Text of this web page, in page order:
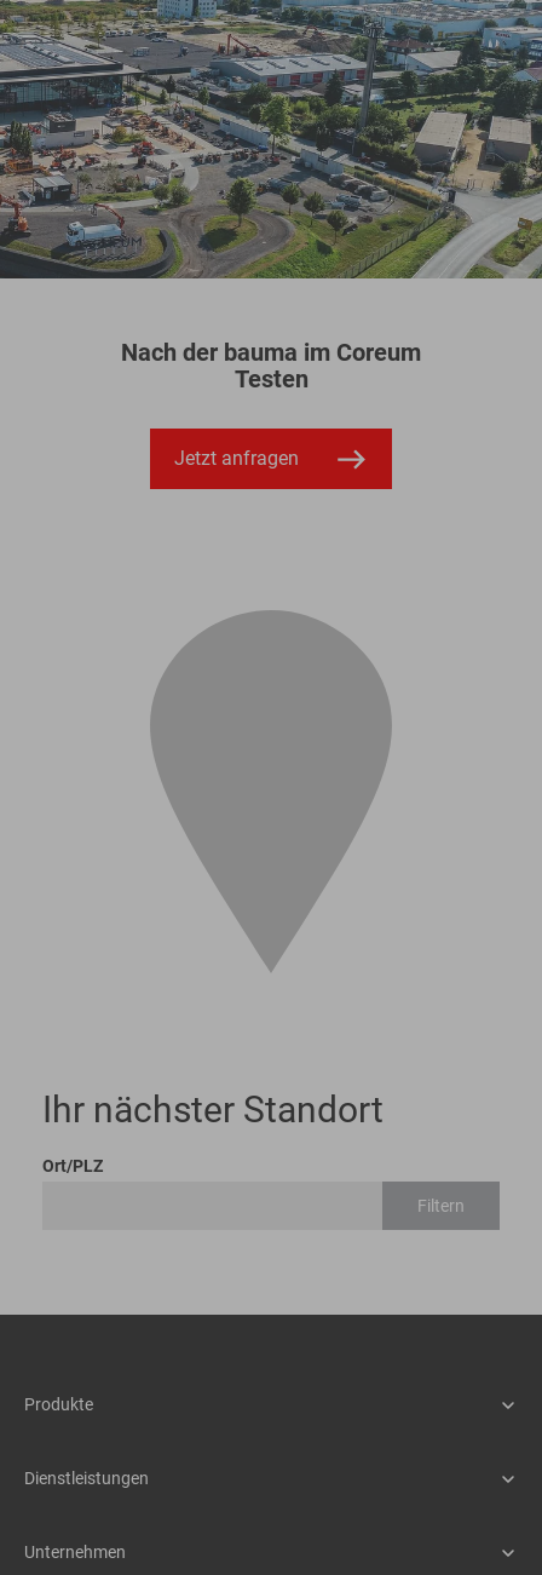
Nach der bauma im Coreum
Testen
Jetzt anfragen
Ihr nächster Standort
Ort/PLZ
Filtern
Produkte
Assistenzsysteme
Dienstleistungen
Teile & Zubehör
Unternehmen